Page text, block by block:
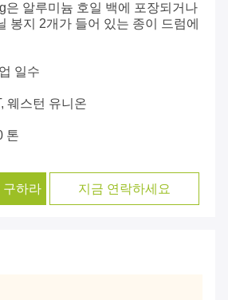
은 알루미늄 호일 백에 포장되거나
봉지 2개가 들어 있는 종이 드럼에
일수
웨스턴 유니온
톤
구하라 지금 연락하세요